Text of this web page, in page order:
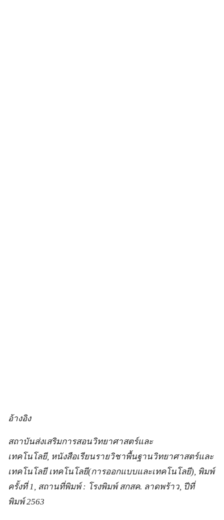
อ้างอิง
สถาบันส่งเสริมการสอนวิทยาศาสตร์และ
เทคโนโลยี, หนังสือเรียนรายวิชาพื้นฐานวิทยาศาสตร์และ
เทคโนโลยี เทคโนโลยี(การออกแบบและเทคโนโลยี), พิมพ์
ครั้งที่ 1, สถานที่พิมพ์ : โรงพิมพ์ สกสค. ลาดพร้าว, ปีที่
พิมพ์ 2563